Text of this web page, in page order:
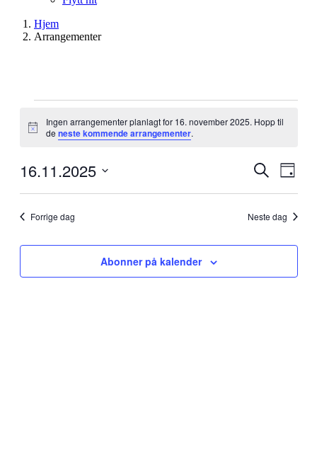
Hjem
Arrangementer
den
2025
Merknad
Ingen arrangementer planlagt for 16. november 2025. Hopp til
deneste kommende arrangementer.
Views
Søk
Dag
16.11.2025
Forrige dag
Neste dag
Abonner på kalender